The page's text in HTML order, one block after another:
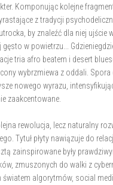
Komponując kolejne
z tradycji
by znaleźć dla niej ujście
w powietrzu...
tria afro beatem i desert
wybrzmiewa z oddali.
nowego wyrazu,
zaakcentowane.
rewolucja, lecz naturalny
Tytuł płyty nawiązuje do
zainspirowane były
zmuszonych do walki z
światem algorytmów, social